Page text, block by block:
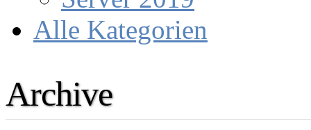
Alle Kategorien
Archive